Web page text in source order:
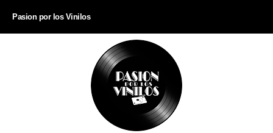
Pasion por los Vinilos